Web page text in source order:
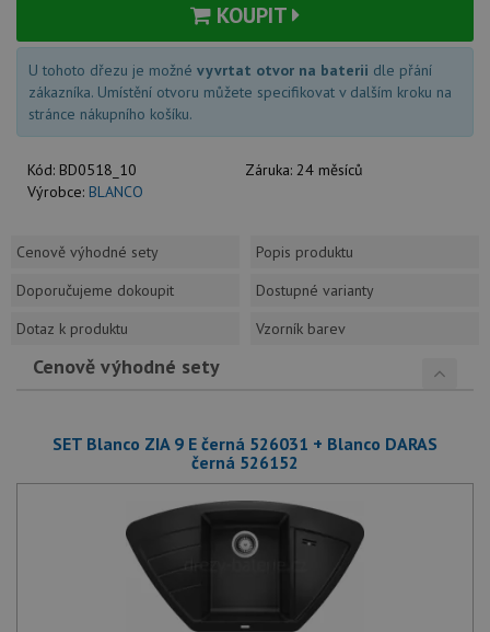
KOUPIT
U tohoto dřezu je možné vyvrtat otvor na baterii dle přání
zákazníka. Umístění otvoru můžete specifikovat v dalším kroku na
stránce nákupního košíku.
Kód: BD0518_10 Záruka: 24 měsíců
Výrobce: BLANCO
Cenově výhodné sety
Popis produktu
Doporučujeme dokoupit
Dostupné varianty
Dotaz k produktu
Vzorník barev
Cenově výhodné sety
SET Blanco ZIA 9 E černá 526031 + Blanco DARAS
černá 526152